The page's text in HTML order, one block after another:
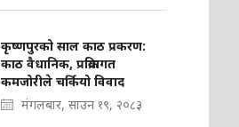
कृष्णपुरको साल काठ प्रकरण:
काठ वैधानिक, प्रक्रियागत
कमजोरीले चर्कियो विवाद
मंगलबार, साउन १९, २०८३